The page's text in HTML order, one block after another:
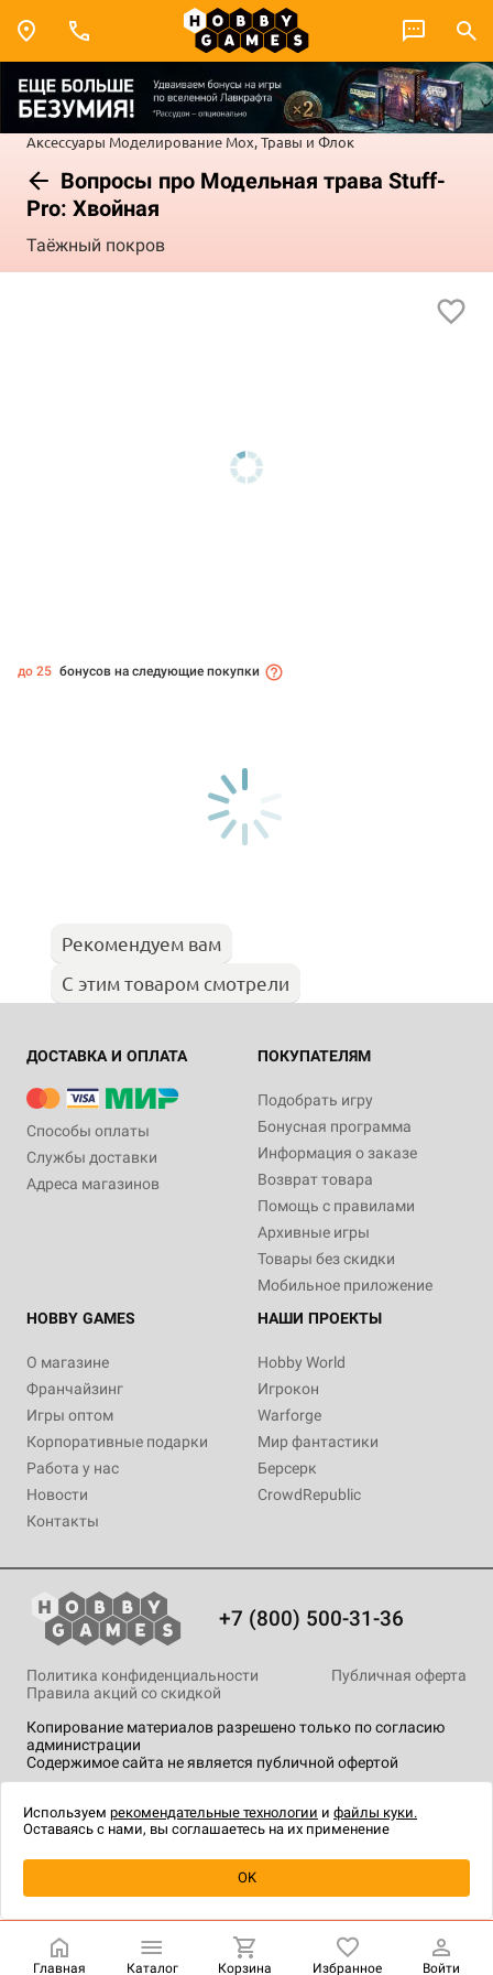
Аксессуары Моделирование Мох, Травы и Флок
Вопросы про Модельная трава Stuff-
Pro: Хвойная
Таёжный покров
Уведомить о наличии
до 25 бонусов на следующие покупки
Рекомендуем вам
С этим товаром смотрели
ДОСТАВКА И ОПЛАТА
Способы оплаты
Службы доставки
Адреса магазинов
ПОКУПАТЕЛЯМ
Подобрать игру
Бонусная программа
Информация о заказе
Возврат товара
Помощь с правилами
Архивные игры
Товары без скидки
Мобильное приложение
HOBBY GAMES
О магазине
Франчайзинг
Игры оптом
Корпоративные подарки
Работа у нас
Новости
Контакты
НАШИ ПРОЕКТЫ
Hobby World
Игрокон
Warforge
Мир фантастики
Берсерк
CrowdRepublic
+7 (800) 500-31-36
Копирование материалов разрешено только по согласию
администрации
Содержимое сайта не является публичной офертой
Политика конфиденциальности
Публичная оферта
Правила акций со скидкой
технологии.
Главная Каталог Корзина Избранное Войти
Используем рекомендательные технологии и файлы куки.
Оставаясь с нами, вы соглашаетесь на их применение
OK